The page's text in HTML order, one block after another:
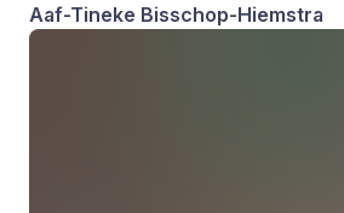
Aaf-Tineke Bisschop-Hiemstra